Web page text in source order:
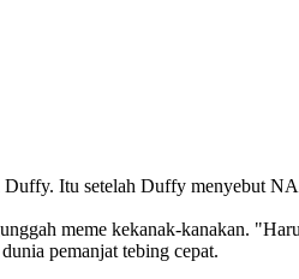
Itu setelah Duffy menyebut
meme kekanak-kanakan.
pemanjat tebing cepat.